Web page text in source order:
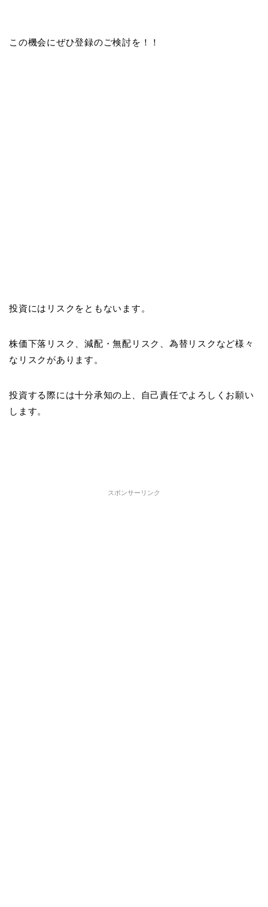
この機会にぜひ登録のご検討を！！
投資にはリスクをともないます。
株価下落リスク、減配・無配リスク、為替リスクなど様々
なリスクがあります。
投資する際には十分承知の上、自己責任でよろしくお願い
します。
スポンサーリンク